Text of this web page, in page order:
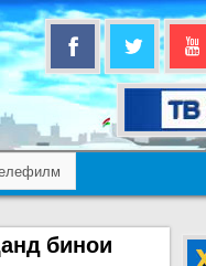
бинои